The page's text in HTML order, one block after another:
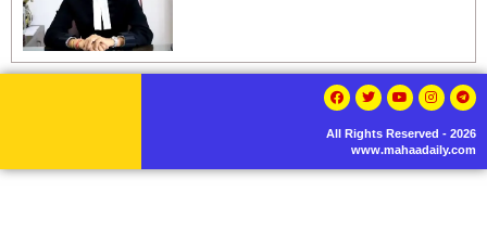
All Rights Reserved - 2026
www.mahaadaily.com